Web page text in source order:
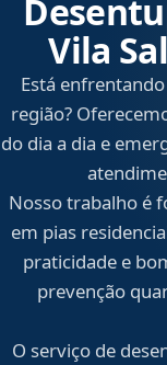
Vila
Está
região?
do dia a dia e
Nosso trabalho é
em pias
praticidade e
prevenção
O serviço de